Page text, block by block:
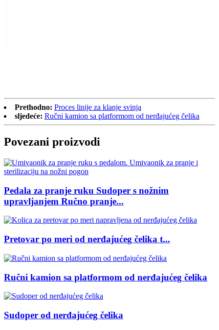
Prethodno: Proces linije za klanje svinja
sljedeće: Ručni kamion sa platformom od nerđajućeg čelika
Povezani proizvodi
Pedala za pranje ruku Sudoper s nožnim
upravljanjem Ručno pranje...
Pretovar po meri od nerđajućeg čelika t...
Ručni kamion sa platformom od nerđajućeg čelika
Sudoper od nerđajućeg čelika